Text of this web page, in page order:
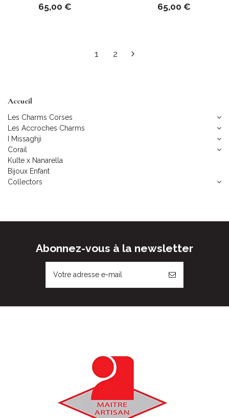
65,00 €
65,00 €
1 2
Accueil
Les Charms Corses
Les Accroches Charms
I Missaghji
Corail
Kulte x Nanarella
Bijoux Enfant
Collectors
Abonnez-vous à la newsletter